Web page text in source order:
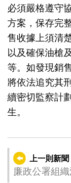
必須嚴格遵守
方案，保存完
售收據上須清
以及確保油槍
等。如發現銷
將依法追究其
續密切監察計
生。
上一則新聞
廉政公署組